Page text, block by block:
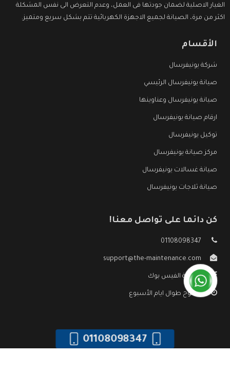
الغيار الاصلية لضمان جودتها فى العمل، وعدم التعرض الى نفس المشكلة
اكثر من مرة، الصيانة لجميع الاجهزة الكهربائية تتم بشكل سريع ومتميز.
الأقسام
شركة يونيفرسال
صيانة يونيفرسال الرئيسي
صيانة يونيفرسال وعناوينها
ارقام صيانة يونيفرسال
توكيل يونيفرسال
مركز صيانة يونيفرسال
صيانة غسالات يونيفرسال
صيانة ثلاجات يونيفرسال
كن دائما على تواصل معنا!
01108098347
support@the-maintenance.com
صفحة الفيس بوك
مفتوح طوال ايام الأسبوع
01108098347